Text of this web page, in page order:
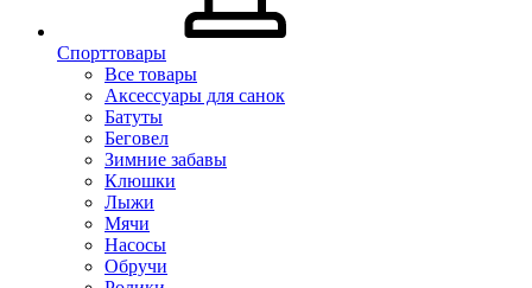
Спорттовары
Все товары
Аксессуары для санок
Батуты
Беговел
Зимние забавы
Клюшки
Лыжи
Мячи
Насосы
Обручи